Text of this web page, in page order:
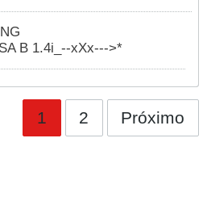
B 1.4i_--xXx--->*
1 2 Próximo